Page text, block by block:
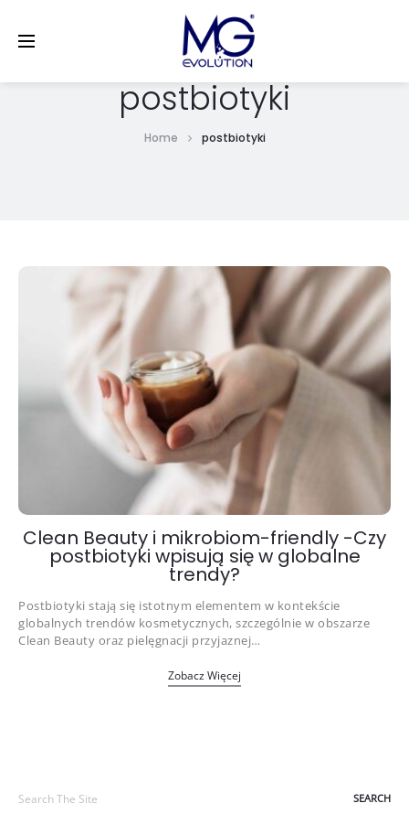
postbiotyki
Home postbiotyki
Clean Beauty i mikrobiom-friendly -Czy
postbiotyki wpisują się w globalne
trendy?
Postbiotyki stają się istotnym elementem w kontekście
globalnych trendów kosmetycznych, szczególnie w obszarze
Clean Beauty oraz pielęgnacji przyjaznej…
Zobacz Więcej